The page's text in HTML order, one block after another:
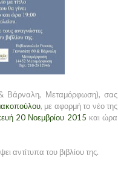
Βάρναλη, Μεταμόρφωση), σας
, με αφορμή το νέο της
20 Νοεμβρίου 2015 και ώρα
αντίτυπα του βιβλίου της.